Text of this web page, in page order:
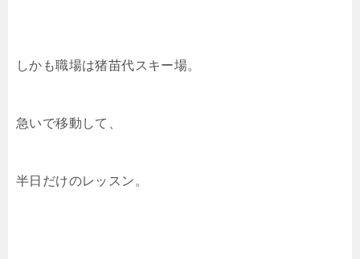
しかも職場は猪苗代スキー場。
急いで移動して、
半日だけのレッスン。